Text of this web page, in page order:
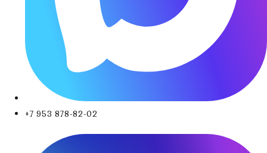
+7 953 878-82-02